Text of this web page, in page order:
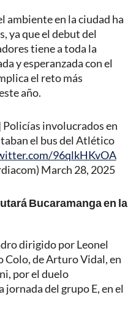
ambiente en la ciudad ha
ya que el debut del
tiene a toda la
y esperanzada con el
el reto más
año.
involucrados en
el bus del Atlético
96qlkHKvOA
March 28, 2025
Bucaramanga en la
dirigido por Leonel
Colo, de Arturo Vidal, en
por el duelo
del grupo E, en el